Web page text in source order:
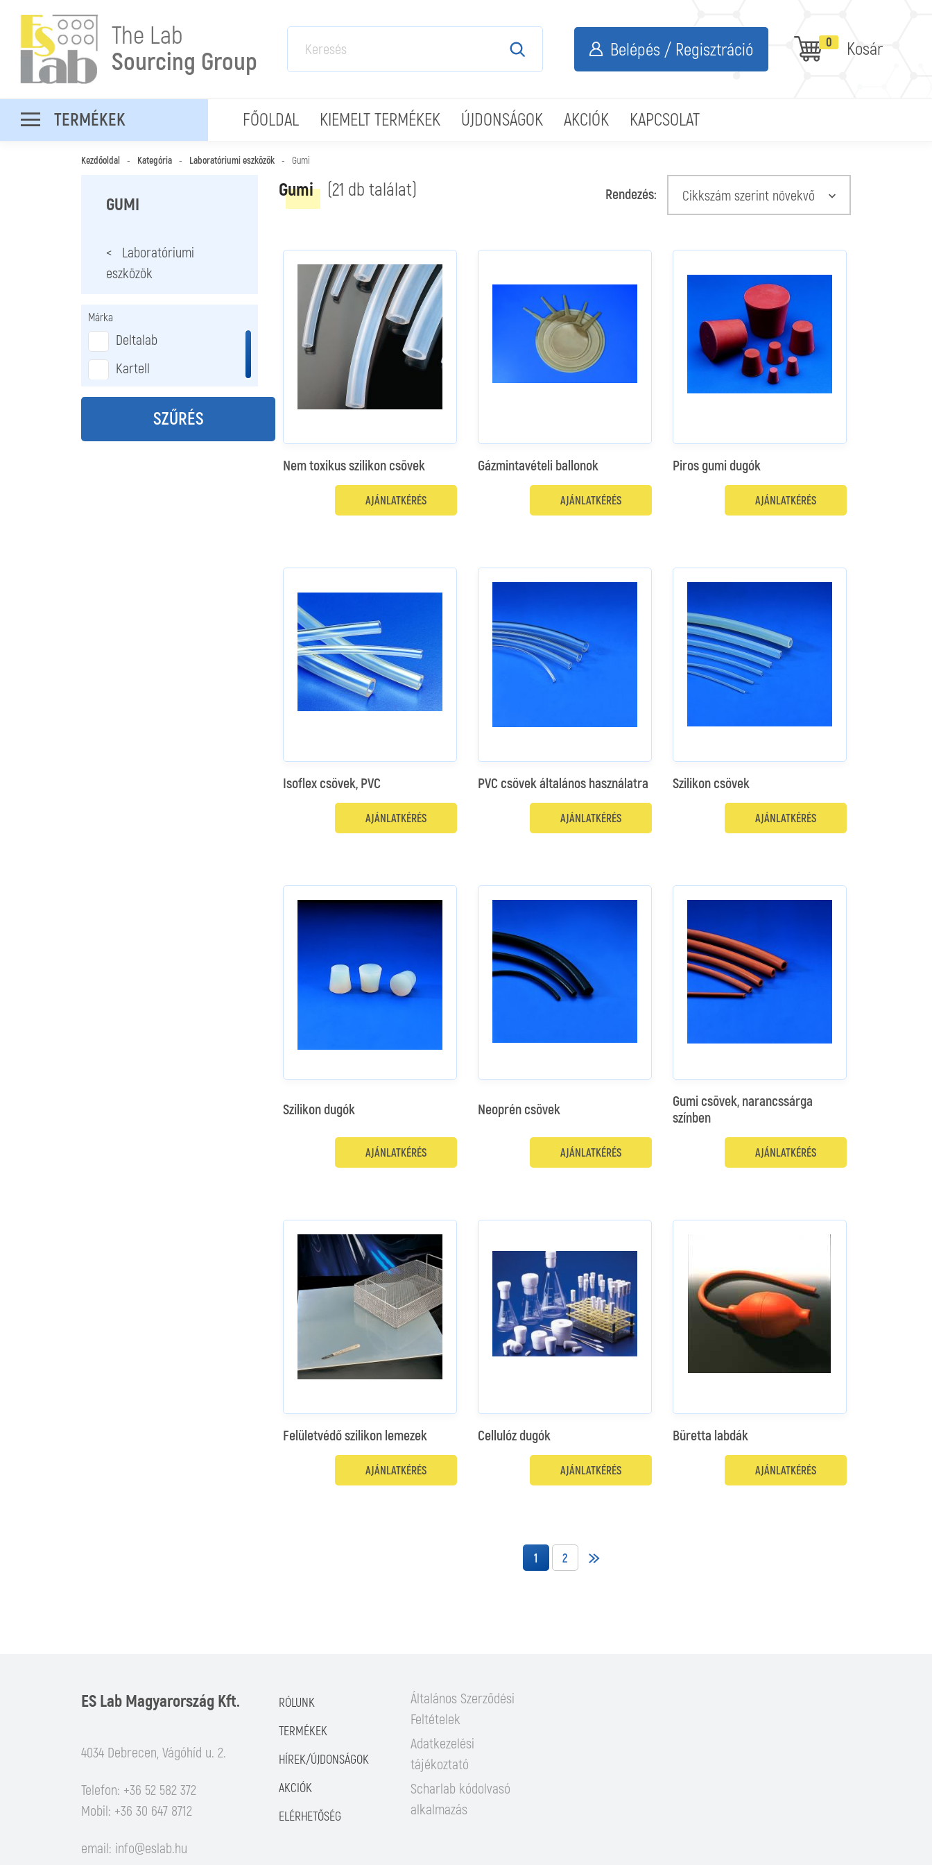
The Lab
Sourcing Group
Belépés / Regisztráció Kosár
0
TERMÉKEK FŐOLDAL KIEMELT TERMÉKEK ÚJDONSÁGOK AKCIÓK KAPCSOLAT
Kezdőoldal - Kategória - Laboratóriumi eszközök - Gumi
GUMI
< Laboratóriumi
eszközök
Márka
Deltalab
Kartell
SZŰRÉS
Gumi (21 db találat) Rendezés: Cikkszám szerint növekvő
Nem toxikus szilikon csövek
AJÁNLATKÉRÉS
Gázmintavételi ballonok
AJÁNLATKÉRÉS
Piros gumi dugók
AJÁNLATKÉRÉS
Isoflex csövek, PVC
AJÁNLATKÉRÉS
PVC csövek általános használatra
AJÁNLATKÉRÉS
Szilikon csövek
AJÁNLATKÉRÉS
Szilikon dugók
AJÁNLATKÉRÉS
Neoprén csövek
AJÁNLATKÉRÉS
Gumi csövek, narancssárga
színben
AJÁNLATKÉRÉS
Felületvédő szilikon lemezek
AJÁNLATKÉRÉS
Cellulóz dugók
AJÁNLATKÉRÉS
Büretta labdák
AJÁNLATKÉRÉS
1 2
ES Lab Magyarország Kft.
4034 Debrecen, Vágóhíd u. 2.
Telefon: +36 52 582 372
Mobil: +36 30 647 8712
email: info@eslab.hu
RÓLUNK
TERMÉKEK
HÍREK/ÚJDONSÁGOK
AKCIÓK
ELÉRHETŐSÉG
Általános Szerződési
Feltételek
Adatkezelési
tájékoztató
Scharlab kódolvasó
alkalmazás